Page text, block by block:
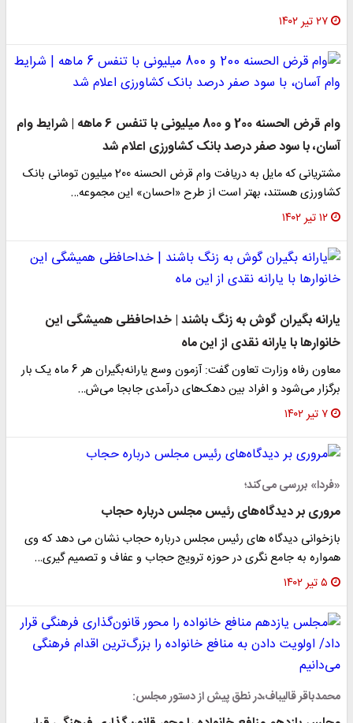
۲۷ تیر ۱۴۰۲
وام قرض الحسنه 200 و 800 میلیونی با تنفس 6 ماهه | شرایط وام
آسان، با سود صفر درصد بانک کشاورزی اعلام شد
مشتریانی که مایل به دریافت وام قرض الحسنه 200 میلیون تومانی بانک
کشاورزی هستند، بهتر است از طرح «احسان» این مجموعه…
۱۲ تیر ۱۴۰۲
یارانه بگیران گوش به زنگ باشند | خداحافظی همیشگی این
خانوارها با یارانه نقدی از این ماه
معاون رفاه وزارت تعاون گفت: آزمون وسع یارانه‌بگیران هر 6 ماه یک بار
برگزار می‌شود و افراد بین دهک‌های درآمدی جابجا می‌ش…
۷ تیر ۱۴۰۲
«فردا» بررسی می‌کند؛
مروری بر دیدگاه‌های رئیس مجلس درباره حجاب
بازخوانی دیدگاه های رئیس مجلس درباره حجاب نشان می دهد که وی
همواره به جامع نگری در حوزه ترویج حجاب و عفاف و تصمیم گیری…
۵ تیر ۱۴۰۲
محمدباقر قالیباف،در نطق پیش از دستور مجلس: